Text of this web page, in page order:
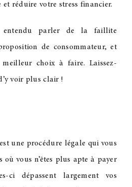
réduire votre stress financier.
entendu parler de la faillite
de consommateur, et
choix à faire. Laissez-
voir plus clair !
une procédure légale qui vous
où vous n’êtes plus apte à payer
ci dépassent largement vos